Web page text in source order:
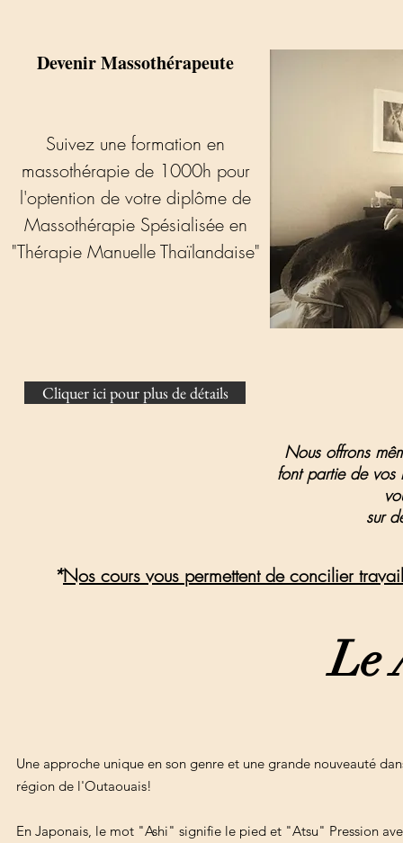
Devenir Massothérapeute
Suivez une formation en
massothérapie de 1000h pour
l'optention de votre diplôme de
Massothérapie Spésialisée en
"Thérapie Manuelle Thaïlandaise"
Cliquer ici pour plus de détails
Nous offrons
font partie de vos
sur
*Nos cours vous permettent de concilier
Le
Une approche unique en son genre et une grande nouveauté
région de l'Outaouais!
En Japonais, le mot "Ashi" signifie le pied et "Atsu" Pression